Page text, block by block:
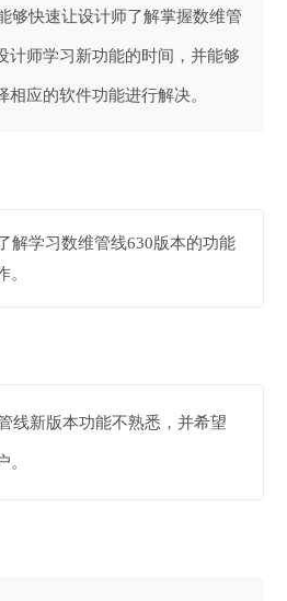
够快速让设计师了解掌握数维管
计师学习新功能的时间，并能够
应的软件功能进行解决。
解学习数维管线630版本的功能
。
线新版本功能不熟悉，并希望